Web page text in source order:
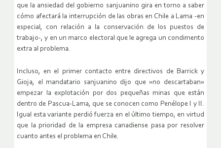
que la ansiedad del gobierno sanjuanino gira en torno a saber
cómo afectará la interrupción de las obras en Chile a Lama -en
especial, con relación a la conservación de los puestos de
trabajo-, y en un marco electoral que le agrega un condimento
extra al problema.
Incluso, en el primer contacto entre directivos de Barrick y
Gioja, el mandatario sanjuanino dijo que »no descartaban»
empezar la explotación por dos pequeñas minas que están
dentro de Pascua-Lama, que se conocen como Penélope I y II.
Igual esta variante perdió fuerza en el último tiempo, en virtud
que la prioridad de la empresa canadiense pasa por resolver
cuanto antes el problema en Chile.